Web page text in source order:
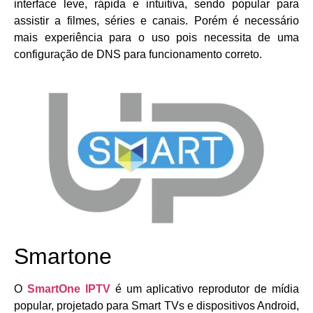
interface leve, rápida e intuitiva, sendo popular para
assistir a filmes, séries e canais. Porém é necessário
mais experiência para o uso pois necessita de uma
configuração de DNS para funcionamento correto.
Smartone
O SmartOne IPTVé um aplicativo reprodutor de mídia
popular, projetado para Smart TVs e dispositivos Android,